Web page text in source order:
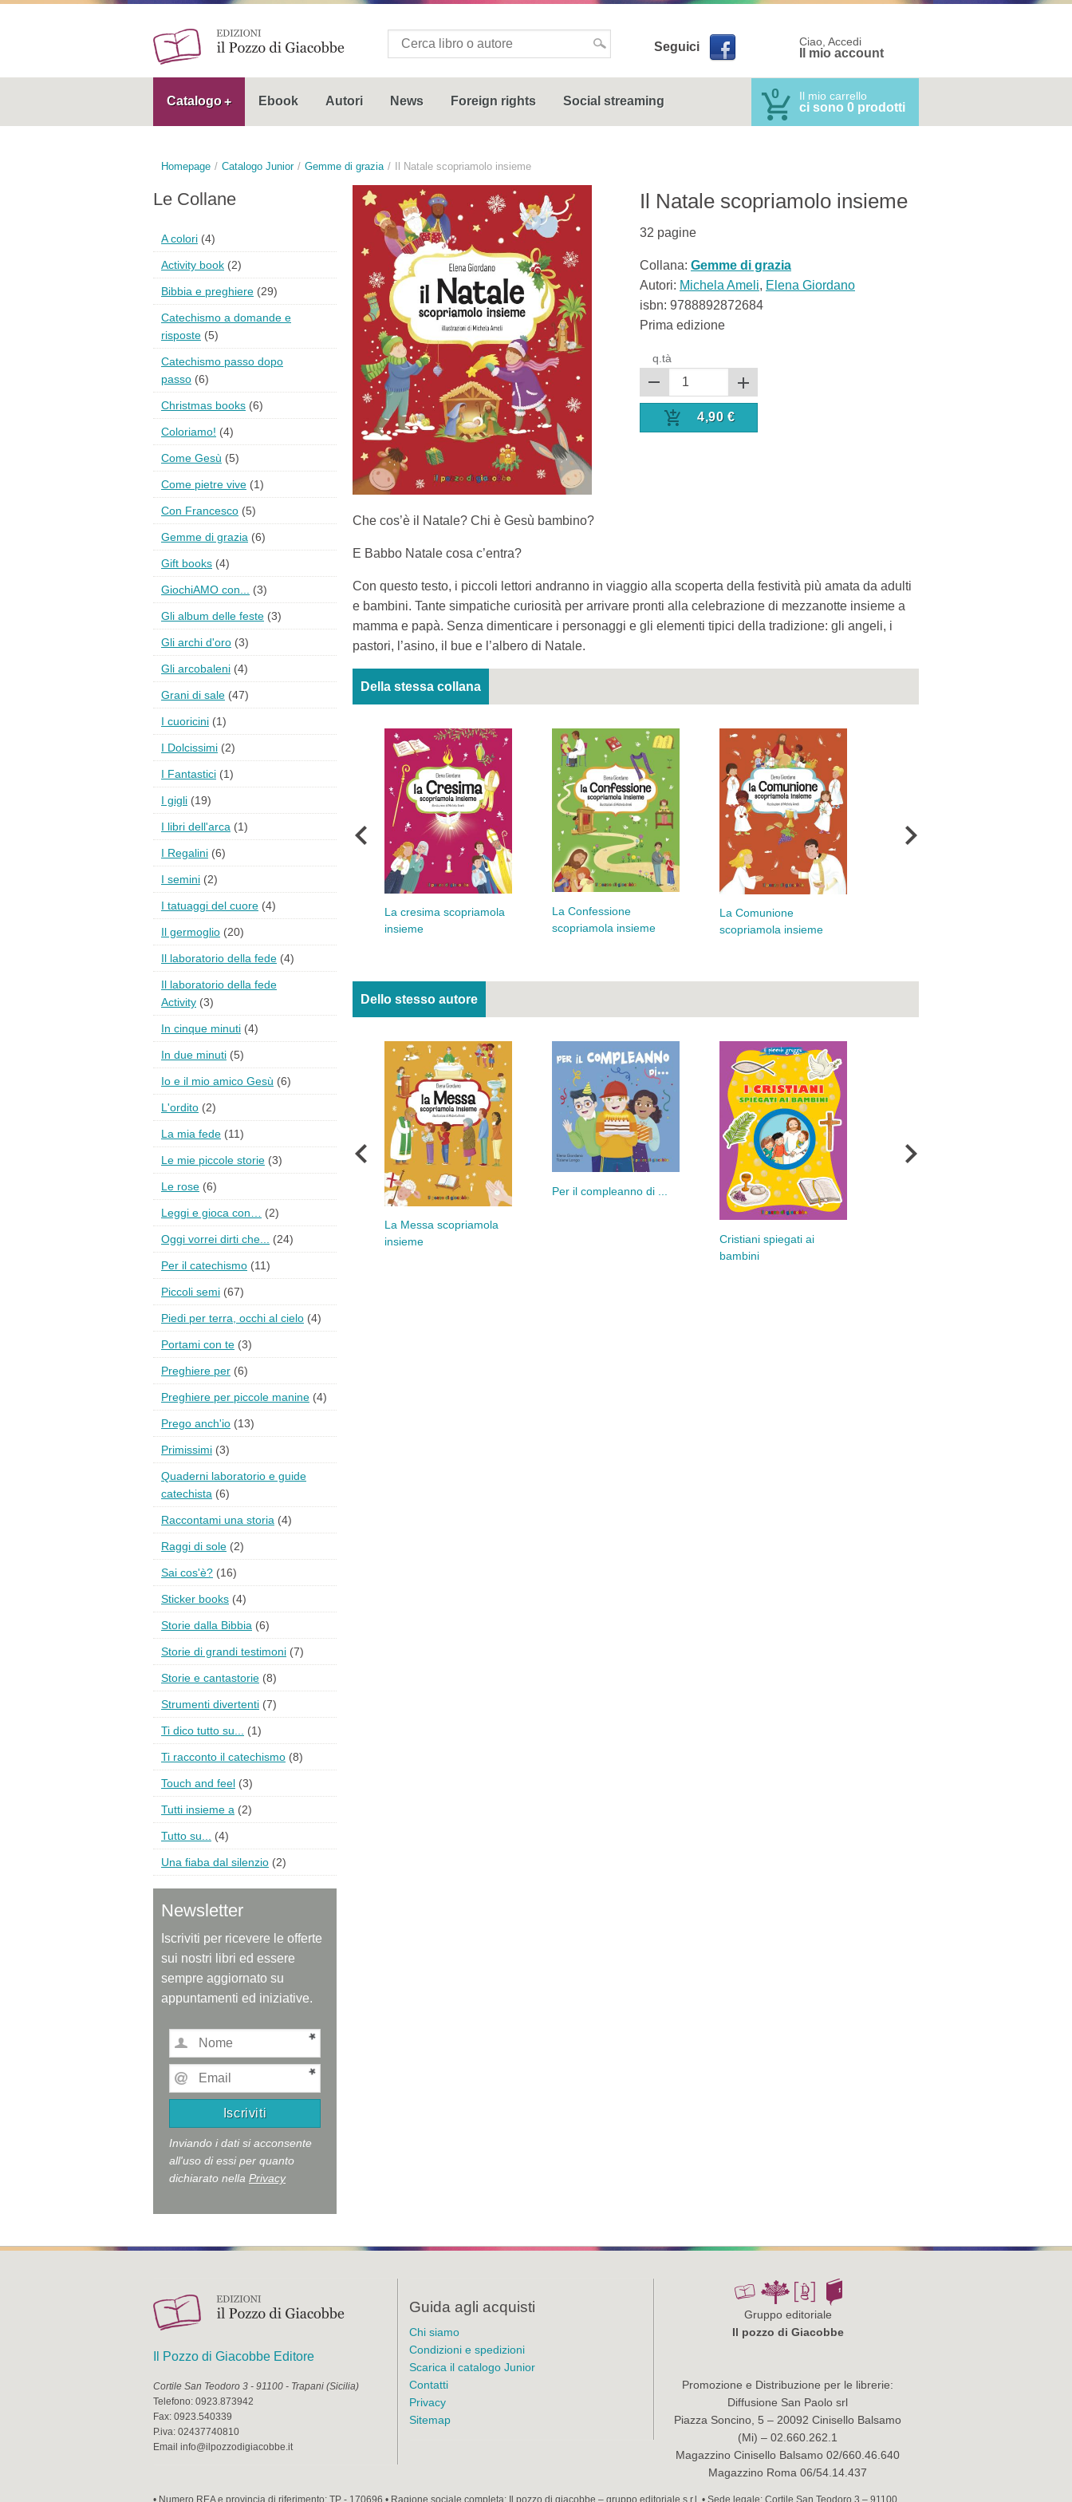
Seguici Ciao, Accedi
Il mio account
Catalogo Ebook Autori News Foreign rights Social streaming 0 Il mio carrello
ci sono 0 prodotti
Homepage Catalogo Junior Gemme di grazia Il Natale scopriamolo insieme
Il Natale scopriamolo insieme
32 pagine
Collana: Gemme di grazia
Autori: Michela Ameli, Elena Giordano
isbn: 9788892872684
Prima edizione
q.tà
4,90 €
Che cos’è il Natale? Chi è Gesù bambino?
E Babbo Natale cosa c’entra?
Con questo testo, i piccoli lettori andranno in viaggio alla scoperta della festività più amata da adulti
e bambini. Tante simpatiche curiosità per arrivare pronti alla celebrazione di mezzanotte insieme a
mamma e papà. Senza dimenticare i personaggi e gli elementi tipici della tradizione: gli angeli, i
pastori, l’asino, il bue e l’albero di Natale.
Della stessa collana
La cresima scopriamola
insieme
La Confessione
scopriamola insieme
La Comunione
scopriamola insieme
Dello stesso autore
La Messa scopriamola
insieme
Per il compleanno di ...
Cristiani spiegati ai
bambini
Le Collane
A colori (4)
Activity book (2)
Bibbia e preghiere (29)
Catechismo a domande e
risposte (5)
Catechismo passo dopo
passo (6)
Christmas books (6)
Coloriamo! (4)
Come Gesù (5)
Come pietre vive (1)
Con Francesco (5)
Gemme di grazia (6)
Gift books (4)
GiochiAMO con... (3)
Gli album delle feste (3)
Gli archi d'oro (3)
Gli arcobaleni (4)
Grani di sale (47)
I cuoricini (1)
I Dolcissimi (2)
I Fantastici (1)
I gigli (19)
I libri dell'arca (1)
I Regalini (6)
I semini (2)
I tatuaggi del cuore (4)
Il germoglio (20)
Il laboratorio della fede (4)
Il laboratorio della fede
Activity (3)
In cinque minuti (4)
In due minuti (5)
Io e il mio amico Gesù (6)
L'ordito (2)
La mia fede (11)
Le mie piccole storie (3)
Le rose (6)
Leggi e gioca con… (2)
Oggi vorrei dirti che... (24)
Per il catechismo (11)
Piccoli semi (67)
Piedi per terra, occhi al cielo (4)
Portami con te (3)
Preghiere per (6)
Preghiere per piccole manine (4)
Prego anch'io (13)
Primissimi (3)
Quaderni laboratorio e guide
catechista (6)
Raccontami una storia (4)
Raggi di sole (2)
Sai cos'è? (16)
Sticker books (4)
Storie dalla Bibbia (6)
Storie di grandi testimoni (7)
Storie e cantastorie (8)
Strumenti divertenti (7)
Ti dico tutto su... (1)
Ti racconto il catechismo (8)
Touch and feel (3)
Tutti insieme a (2)
Tutto su... (4)
Una fiaba dal silenzio (2)
Newsletter
Iscriviti per ricevere le offerte
sui nostri libri ed essere
sempre aggiornato su
appuntamenti ed iniziative.
Inviando i dati si acconsente
all'uso di essi per quanto
dichiarato nella Privacy
Il Pozzo di Giacobbe Editore
Cortile San Teodoro 3 - 91100 - Trapani (Sicilia)
Telefono: 0923.873942
Fax: 0923.540339
P.iva: 02437740810
Email info@ilpozzodigiacobbe.it
Guida agli acquisti
Chi siamo
Condizioni e spedizioni
Scarica il catalogo Junior
Contatti
Privacy
Sitemap
Gruppo editoriale
Il pozzo di Giacobbe
Promozione e Distribuzione per le librerie:
Diffusione San Paolo srl
Piazza Soncino, 5 – 20092 Cinisello Balsamo
(Mi) – 02.660.262.1
Magazzino Cinisello Balsamo 02/660.46.640
Magazzino Roma 06/54.14.437